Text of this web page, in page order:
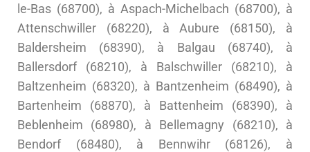
le-Bas (68700), à Aspach-Michelbach (68700), à
Attenschwiller (68220), à Aubure (68150), à
Baldersheim (68390), à Balgau (68740), à
Ballersdorf (68210), à Balschwiller (68210), à
Baltzenheim (68320), à Bantzenheim (68490), à
Bartenheim (68870), à Battenheim (68390), à
Beblenheim (68980), à Bellemagny (68210), à
Bendorf (68480), à Bennwihr (68126), à